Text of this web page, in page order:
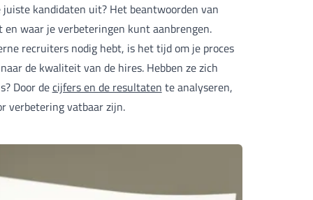
kandidaten uit? Het beantwoorden van
waar je verbeteringen kunt aanbrengen.
recruiters nodig hebt, is het tijd om je proces
de kwaliteit van de hires. Hebben ze zich
Door decijfers en de resultaten te analyseren,
verbetering vatbaar zijn.